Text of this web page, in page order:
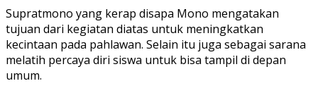
Supratmono yang kerap disapa Mono mengatakan
tujuan dari kegiatan diatas untuk meningkatkan
kecintaan pada pahlawan. Selain itu juga sebagai sarana
melatih percaya diri siswa untuk bisa tampil di depan
umum.